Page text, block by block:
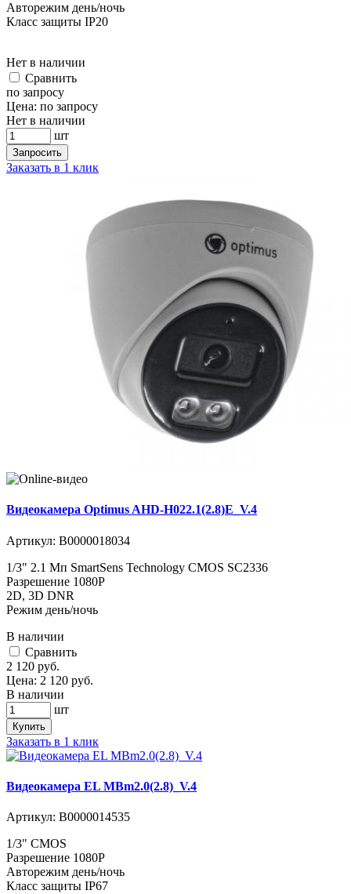
Авторежим день/ночь
Класс защиты IP20
Нет в наличии
Cравнить
по запросу
Цена: по запросу
Нет в наличии
шт
Запросить
Заказать в 1 клик
Видеокамера Optimus AHD-H022.1(2.8)E_V.4
Артикул: В0000018034
1/3" 2.1 Мп SmartSens Technology CMOS SC2336
Разрешение 1080P
2D, 3D DNR
Режим день/ночь
В наличии
Cравнить
2 120 руб.
Цена: 2 120 руб.
В наличии
шт
Купить
Заказать в 1 клик
Видеокамера EL MBm2.0(2.8)_V.4
Артикул: В0000014535
1/3" CMOS
Разрешение 1080P
Авторежим день/ночь
Класс защиты IP67